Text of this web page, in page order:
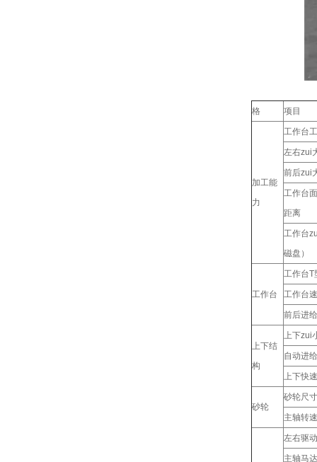
格 项目
加工能
力
工作台
左右zui
前后zui
工作台
距离
工作台
磁盘）
工作台
工作台T
工作台
前后进
上下结
构
上下zui
自动进
上下快
砂轮
砂轮尺寸
主轴转速
左右驱
主轴马达